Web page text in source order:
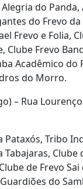
do Panda,
do Frevo
Frevo e Folia,
Clube Frevo
Acadêmico do
do Morro.
– Rua
Pataxós, Tribo
Clube
de Frevo
do